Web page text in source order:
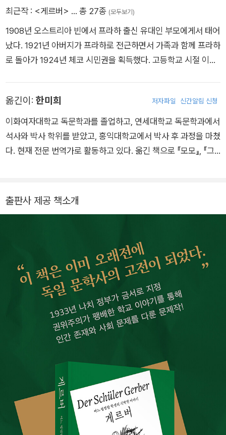
약한 과목인 수학을 가르칠 때마다, 쿠퍼는 게르버는 물론이고 많
게르버의 아버지는 일찍이 쿠퍼의 악의를 눈치채고 전학을 가라
고 권하지만 게르버는 “쿠퍼 같은 사람 앞에서 도망치지 않을
거”라며 아버지의 뜻을 거스른다. 아버지에게는 아들이 졸업시험
운 아버지로 인해 게르버의 졸업시험에 대한 부담감은 커져만 간
다. 게다가 동급생인 리자에 대한 첫사랑은 어쩐지 가망이 없어
보인다. 그런 상황에서도 게르버는 무자비한 교수 쿠퍼와 불공정
한 싸움을 계속한다……
최근작 : <게르버> … 총 27종 (모두보기)
1908년 오스트리아 빈에서 프라하 출신 유대인 부모에게서 태어
났다. 1921년 아버지가 프라하로 전근하면서 가족과 함께 프라하
로 돌아가 1924년 체코 시민권을 획득했다. 고등학교 시절 이미
프라하와 빈을 오가며 저널리스트, 연극 비평가, 소설가, 서정시
인, 패러디 작가 등으로 활발하게 활동했다. 1933년 첫 소설 《게
르버》가 나치 정부의 금서 판정을 받은 이후 유대인 작가로서 박
해를 받다가 1938년 스위스를 경유해 프랑스로 망명했다. 1940
힘을 쏟았다. 편집자, 잡지 발행인, 번역가, 방송 토론자로 활동하
단. 스포츠 인생》 《복수는 나의 것》 《저 여기 있어요, 아버지》 《욜
레슈 아주머니 혹은 일화로 보는 서양의 몰락》 《그것 역시 빈이
었다》 등이 있다. 《게르버》 《저 여기 있어요, 아버지》 《그것 역시
빈이었다》 등은 영화로 만들어졌다. 생전 율리우스 라이히 상, 빈
저널리즘상, 오스트리아 학문·예술·명예 십자훈장, 오스트리아 국
가문학대상 등 수많은 상을 받았다. 1979년 11월 10일 세상을 떠
나 빈 중앙묘지에 안장되었다.
옮긴이: 한미희 저자파일 신간알림 신청
이화여자대학교 독문학과를 졸업하고, 연세대학교 독문학과에서
석사와 박사 학위를 받았고, 홍익대학교에서 박사 후 과정을 마쳤
다. 현재 전문 번역가로 활동하고 있다. 옮긴 책으로 『모모』, 『그
출판사 제공 책소개